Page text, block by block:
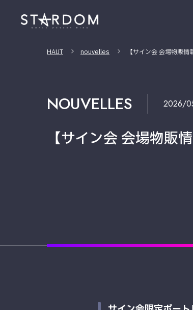
HAUT nouvelles 【サイン会 会場物販
NOUVELLES 2026/
【サイン会 会場物販